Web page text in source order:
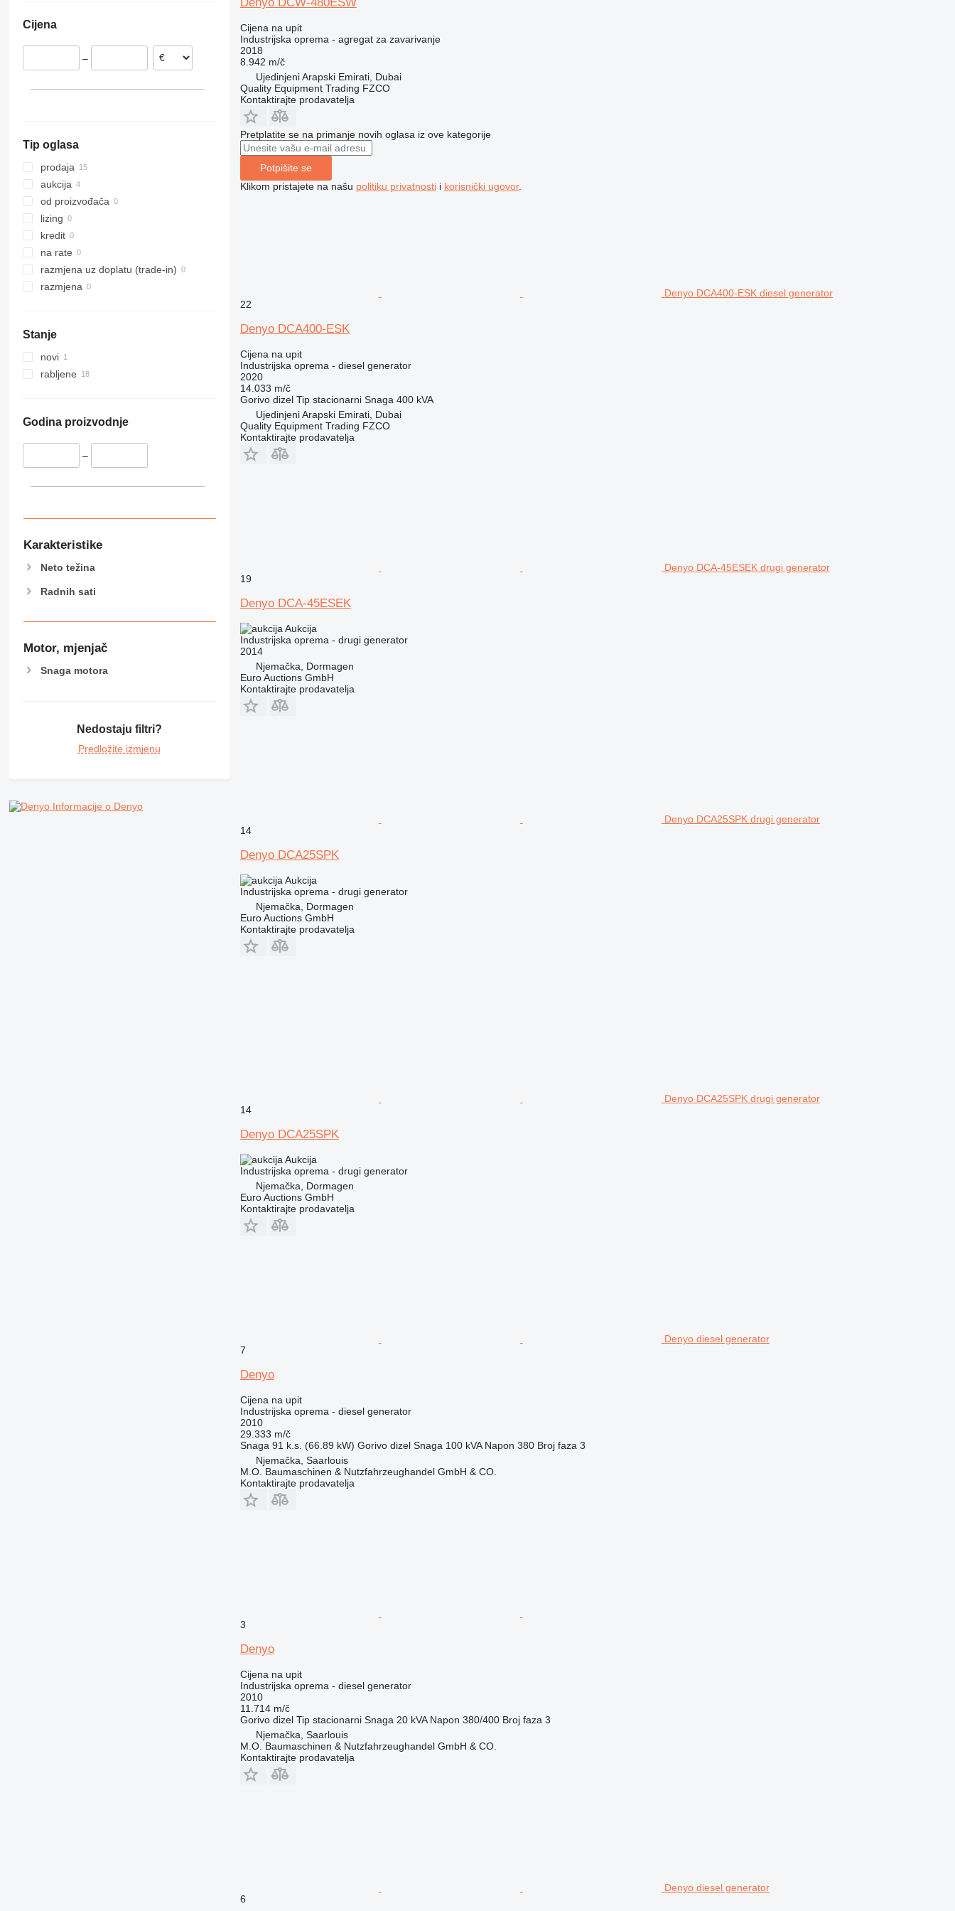
Cijena
–
Tip oglasa
prodaja
aukcija
od proizvođača
lizing
kredit
na rate
razmjena uz doplatu (trade-in)
razmjena
Stanje
novi
rabljene
Godina proizvodnje
–
Karakteristike
Neto težina
Radnih sati
Motor, mjenjač
Snaga motora
Nedostaju filtri?
Predložite izmjenu
Informacije o Denyo
Cijena na upit
Industrijska oprema - agregat za zavarivanje
2018
8.942 m/č
Ujedinjeni Arapski Emirati, Dubai
Quality Equipment Trading FZCO
Kontaktirajte prodavatelja
Pretplatite se na primanje novih oglasa iz ove kategorije
Potpišite se
Klikom pristajete na našu politiku privatnostii korisnički ugovor.
Denyo DCA400-ESK diesel generator
22
Denyo DCA400-ESK
Cijena na upit
Industrijska oprema - diesel generator
2020
14.033 m/č
Gorivo dizel Tip stacionarni Snaga 400 kVA
Ujedinjeni Arapski Emirati, Dubai
Quality Equipment Trading FZCO
Kontaktirajte prodavatelja
Denyo DCA-45ESEK drugi generator
19
Denyo DCA-45ESEK
Aukcija
Industrijska oprema - drugi generator
2014
Njemačka, Dormagen
Euro Auctions GmbH
Kontaktirajte prodavatelja
Denyo DCA25SPK drugi generator
14
Denyo DCA25SPK
Aukcija
Industrijska oprema - drugi generator
Njemačka, Dormagen
Euro Auctions GmbH
Kontaktirajte prodavatelja
Denyo DCA25SPK drugi generator
14
Denyo DCA25SPK
Aukcija
Industrijska oprema - drugi generator
Njemačka, Dormagen
Euro Auctions GmbH
Kontaktirajte prodavatelja
Denyo diesel generator
7
Denyo
Cijena na upit
Industrijska oprema - diesel generator
2010
29.333 m/č
Snaga 91 k.s. (66.89 kW) Gorivo dizel Snaga 100 kVA Napon 380 Broj faza 3
Njemačka, Saarlouis
M.O. Baumaschinen & Nutzfahrzeughandel GmbH & CO.
Kontaktirajte prodavatelja
3
Denyo
Cijena na upit
Industrijska oprema - diesel generator
2010
11.714 m/č
Gorivo dizel Tip stacionarni Snaga 20 kVA Napon 380/400 Broj faza 3
Njemačka, Saarlouis
M.O. Baumaschinen & Nutzfahrzeughandel GmbH & CO.
Kontaktirajte prodavatelja
Denyo diesel generator
6